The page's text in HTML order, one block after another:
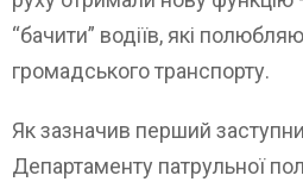
“бачити” водіїв, які
громадського транспорту.
Як зазначив перший
Департаменту патрульної